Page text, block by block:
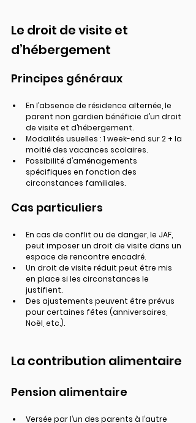
Le droit de visite et
d’hébergement
Principes généraux
En l’absence de résidence alternée, le
parent non gardien bénéficie d’un droit
de visite et d’hébergement.
Modalités usuelles : 1 week-end sur 2 + la
moitié des vacances scolaires.
Possibilité d’aménagements
spécifiques en fonction des
circonstances familiales.
Cas particuliers
En cas de conflit ou de danger, le JAF,
peut imposer un droit de visite dans un
espace de rencontre encadré.
Un droit de visite réduit peut être mis
en place si les circonstances le
justifient.
Des ajustements peuvent être prévus
pour certaines fêtes (anniversaires,
Noël, etc.).
La contribution alimentaire
Pension alimentaire
Versée par l’un des parents à l’autre